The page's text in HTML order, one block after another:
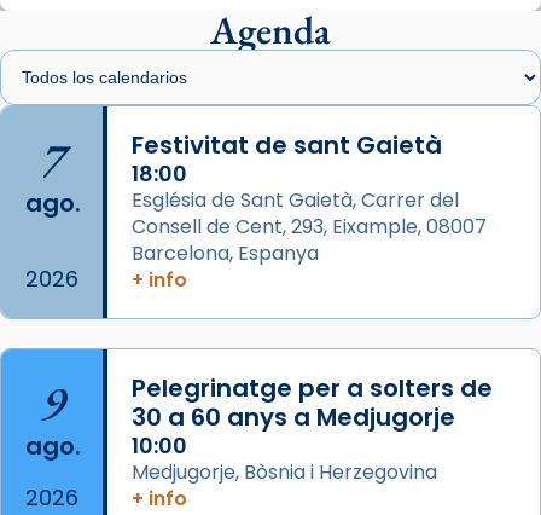
Arquebisbat de Barcelona
1 week ago
Memòria de les santes Juliana i
Semproniana, verges i màrtirs.
Acompanyant la història de sant Cugat, a
partir de l’Edat Mitjana sorgeix la tradició
que les santes Juliana (“relatiu a Júlia”) i
Semproniana (“relatiu a Semprònia =
eterna”) són deixebles seves. I l’any 1667, el
frare Joan Gaspar Roig, afirma en una obra
que les santes són filles de l’antiga Iluro.
Mataró en reivindicarà les relíq
...Ver más
Foto
View on Facebook
Agenda
7
ago.
2026
Festivitat de sant Gaietà
18:00
Església de Sant Gaietà, Carrer del
Consell de Cent, 293, Eixample, 08007
Barcelona, Espanya
+ info
9
ago.
2026
Pelegrinatge per a solters de
30 a 60 anys a Medjugorje
10:00
Medjugorje, Bòsnia i Herzegovina
+ info